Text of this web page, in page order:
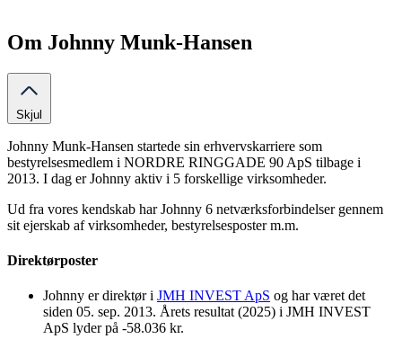
Om Johnny Munk-Hansen
Skjul
Johnny Munk-Hansen startede sin erhvervskarriere som
bestyrelsesmedlem i NORDRE RINGGADE 90 ApS tilbage i
2013. I dag er Johnny aktiv i 5 forskellige virksomheder.
Ud fra vores kendskab har Johnny 6 netværksforbindelser gennem
sit ejerskab af virksomheder, bestyrelsesposter m.m.
Direktørposter
Johnny er direktør i JMH INVEST ApS og har været det
siden 05. sep. 2013. Årets resultat (2025) i JMH INVEST
ApS lyder på -58.036 kr.